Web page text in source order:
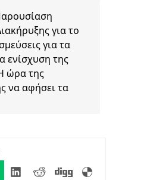
για το
για τα
ενίσχυση της
ώρα της
να αφήσει τα